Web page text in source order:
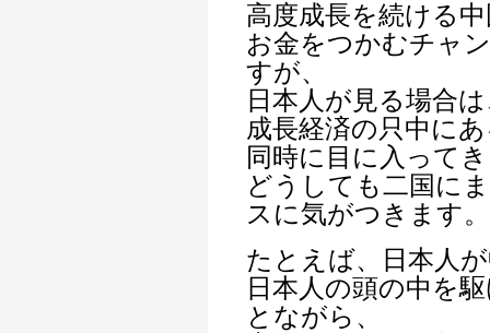
高度成長を続ける
お金をつかむチャ
すが、
日本人が見る場合
成長経済の只中に
同時に目に入って
どうしても二国に
スに気がつきます。
たとえば、日本人
日本人の頭の中を
とながら、